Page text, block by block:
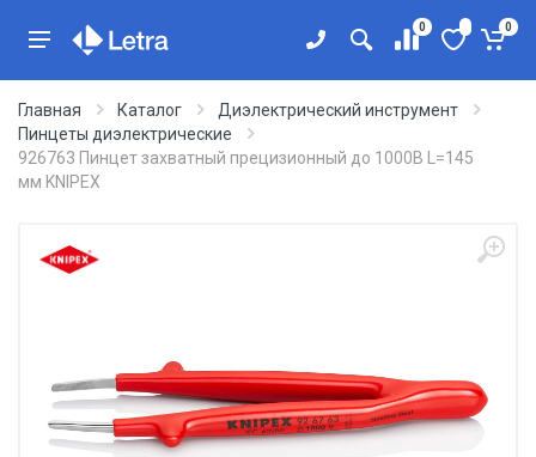
0 0
Главная Каталог
Диэлектрический инструмент
Пинцеты диэлектрические
926763 Пинцет захватный прецизионный до 1000В L=145
мм KNIPEX